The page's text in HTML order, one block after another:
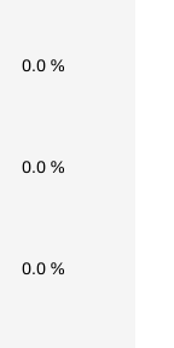
0.0 %
0.0 %
0.0 %